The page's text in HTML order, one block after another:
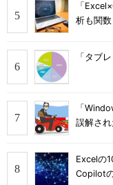
「
析も関
「タブ
「
誤解さ
Excelの
Copilot